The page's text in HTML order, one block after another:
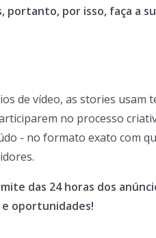
portanto, por isso, faça a
de vídeo, as stories usam
no processo
- no formato exato com
das 24 horas dos
oportunidades!